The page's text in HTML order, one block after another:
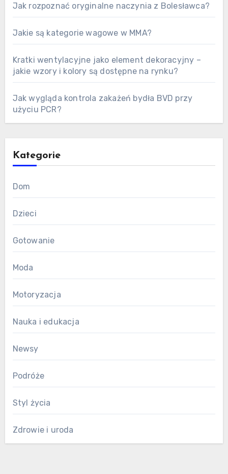
Jak rozpoznać oryginalne naczynia z Bolesławca?
Jakie są kategorie wagowe w MMA?
Kratki wentylacyjne jako element dekoracyjny –
jakie wzory i kolory są dostępne na rynku?
Jak wygląda kontrola zakażeń bydła BVD przy
użyciu PCR?
Kategorie
Dom
Dzieci
Gotowanie
Moda
Motoryzacja
Nauka i edukacja
Newsy
Podróże
Styl życia
Zdrowie i uroda